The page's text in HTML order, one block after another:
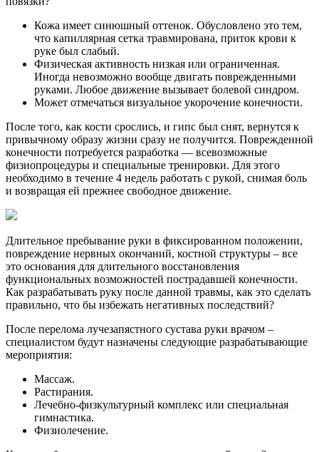
Кожа имеет синюшный оттенок. Обусловлено это тем,
что капиллярная сетка травмирована, приток крови к
руке был слабый.
Физическая активность низкая или ограниченная.
Иногда невозможно вообще двигать поврежденными
руками. Любое движение вызывает болевой синдром.
Может отмечаться визуальное укорочение конечности.
После того, как кости срослись, и гипс был снят, вернутся к
привычному образу жизни сразу не получится. Поврежденной
конечности потребуется разработка — всевозможные
физиопроцедуры и специальные тренировки. Для этого
необходимо в течение 4 недель работать с рукой, снимая боль
и возвращая ей прежнее свободное движение.
Длительное пребывание руки в фиксированном положении,
повреждение нервных окончаний, костной структуры – все
это основания для длительного восстановления
функциональных возможностей пострадавшей конечности.
Как разрабатывать руку после данной травмы, как это сделать
правильно, что бы избежать негативных последствий?
После перелома лучезапястного сустава руки врачом –
специалистом будут назначены следующие разрабатывающие
мероприятия:
Массаж.
Растирания.
Лечебно-физкультурный комплекс или специальная
гимнастика.
Физиолечение.